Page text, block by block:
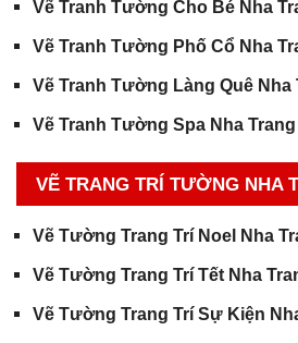
Vẽ Tranh Tường Cho Bé Nha
Vẽ Tranh Tường Phố Cổ Nha
Vẽ Tranh Tường Làng Quê Nha
Vẽ Tranh Tường Spa Nha Trang
VẼ TRANG TRÍ TƯỜNG NHA
Vẽ Tường Trang Trí Noel Nha
Vẽ Tường Trang Trí Tết Nha
Vẽ Tường Trang Trí Sự Kiện